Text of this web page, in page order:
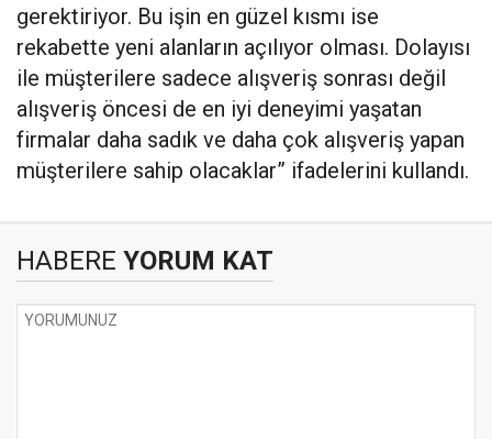
gerektiriyor. Bu işin en güzel kısmı ise
rekabette yeni alanların açılıyor olması. Dolayısı
ile müşterilere sadece alışveriş sonrası değil
alışveriş öncesi de en iyi deneyimi yaşatan
firmalar daha sadık ve daha çok alışveriş yapan
müşterilere sahip olacaklar” ifadelerini kullandı.
HABERE YORUM KAT